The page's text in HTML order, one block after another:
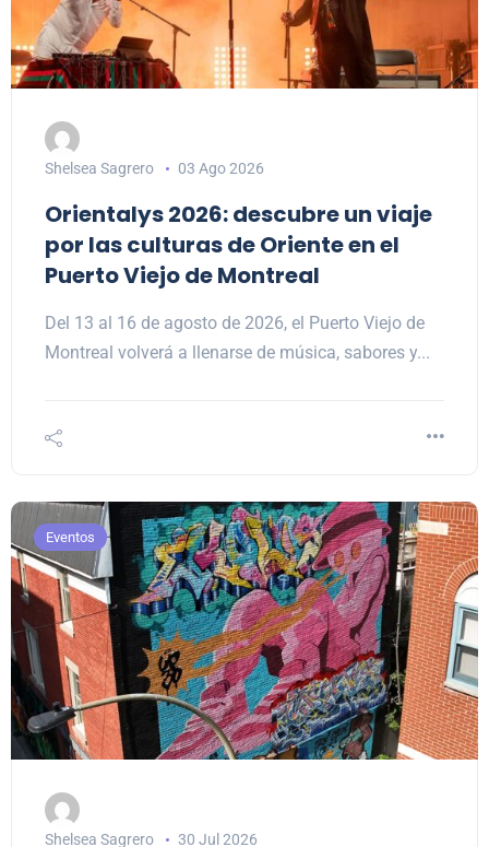
Shelsea Sagrero 03 Ago 2026
Orientalys 2026: descubre un viaje
por las culturas de Oriente en el
Puerto Viejo de Montreal
Del 13 al 16 de agosto de 2026, el Puerto Viejo de
Montreal volverá a llenarse de música, sabores y...
Eventos
Shelsea Sagrero 30 Jul 2026